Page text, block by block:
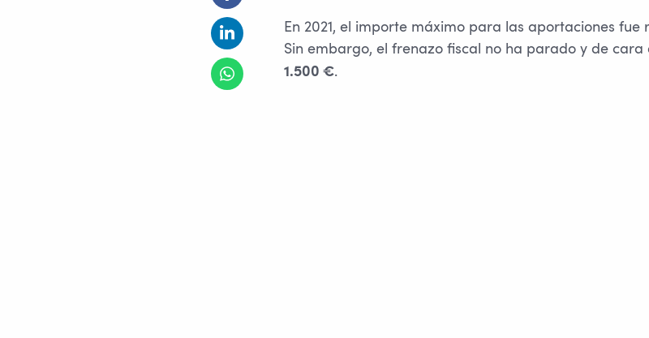
En 2021, el importe máximo para las aportaciones
Sin embargo, el frenazo fiscal no ha parado y de cara
1.500 €.